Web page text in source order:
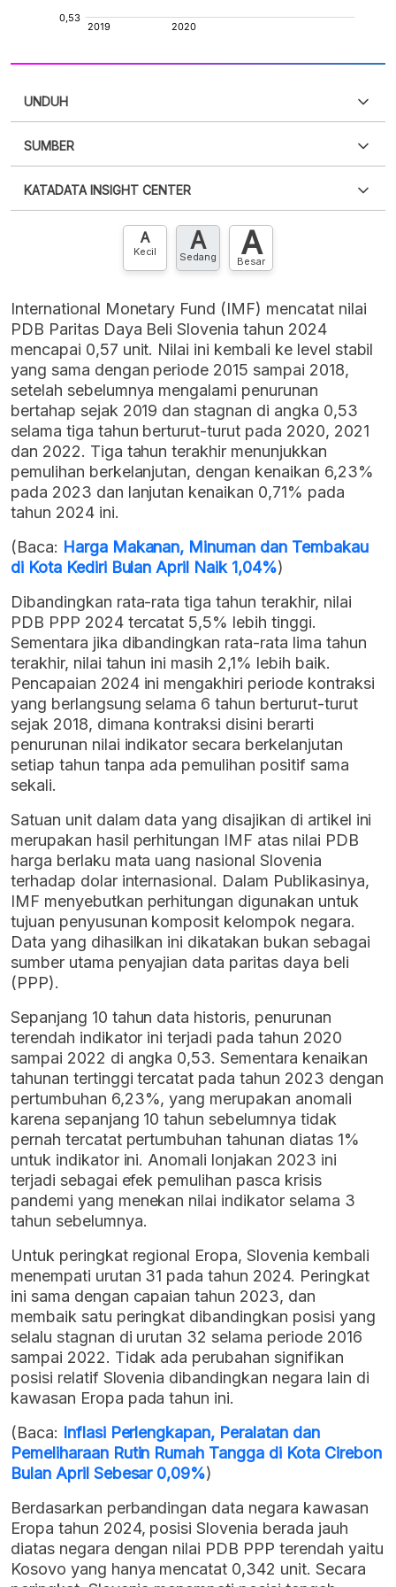
UNDUH
XLS
SUMBER
punya akun?Silakan Daftar sekarang
KATADATA INSIGHT CENTER
Hubungi sekarang »
A
Kecil A
Sedang A
Besar
International Monetary Fund (IMF) mencatat nilai
PDB Paritas Daya Beli Slovenia tahun 2024
mencapai 0,57 unit. Nilai ini kembali ke level stabil
yang sama dengan periode 2015 sampai 2018,
setelah sebelumnya mengalami penurunan
bertahap sejak 2019 dan stagnan di angka 0,53
selama tiga tahun berturut-turut pada 2020, 2021
dan 2022. Tiga tahun terakhir menunjukkan
pemulihan berkelanjutan, dengan kenaikan 6,23%
pada 2023 dan lanjutan kenaikan 0,71% pada
tahun 2024 ini.
(Baca: Harga Makanan, Minuman dan Tembakau
di Kota Kediri Bulan April Naik 1,04%)
Dibandingkan rata-rata tiga tahun terakhir, nilai
PDB PPP 2024 tercatat 5,5% lebih tinggi.
Sementara jika dibandingkan rata-rata lima tahun
terakhir, nilai tahun ini masih 2,1% lebih baik.
Pencapaian 2024 ini mengakhiri periode kontraksi
yang berlangsung selama 6 tahun berturut-turut
sejak 2018, dimana kontraksi disini berarti
penurunan nilai indikator secara berkelanjutan
setiap tahun tanpa ada pemulihan positif sama
sekali.
Satuan unit dalam data yang disajikan di artikel ini
merupakan hasil perhitungan IMF atas nilai PDB
harga berlaku mata uang nasional Slovenia
terhadap dolar internasional. Dalam Publikasinya,
IMF menyebutkan perhitungan digunakan untuk
tujuan penyusunan komposit kelompok negara.
Data yang dihasilkan ini dikatakan bukan sebagai
sumber utama penyajian data paritas daya beli
(PPP).
Sepanjang 10 tahun data historis, penurunan
terendah indikator ini terjadi pada tahun 2020
sampai 2022 di angka 0,53. Sementara kenaikan
tahunan tertinggi tercatat pada tahun 2023 dengan
pertumbuhan 6,23%, yang merupakan anomali
karena sepanjang 10 tahun sebelumnya tidak
pernah tercatat pertumbuhan tahunan diatas 1%
untuk indikator ini. Anomali lonjakan 2023 ini
terjadi sebagai efek pemulihan pasca krisis
pandemi yang menekan nilai indikator selama 3
tahun sebelumnya.
Untuk peringkat regional Eropa, Slovenia kembali
menempati urutan 31 pada tahun 2024. Peringkat
ini sama dengan capaian tahun 2023, dan
membaik satu peringkat dibandingkan posisi yang
selalu stagnan di urutan 32 selama periode 2016
sampai 2022. Tidak ada perubahan signifikan
posisi relatif Slovenia dibandingkan negara lain di
kawasan Eropa pada tahun ini.
(Baca: Inflasi Perlengkapan, Peralatan dan
Pemeliharaan Rutin Rumah Tangga di Kota Cirebon
Bulan April Sebesar 0,09%)
Berdasarkan perbandingan data negara kawasan
Eropa tahun 2024, posisi Slovenia berada jauh
diatas negara dengan nilai PDB PPP terendah yaitu
Kosovo yang hanya mencatat 0,342 unit. Secara